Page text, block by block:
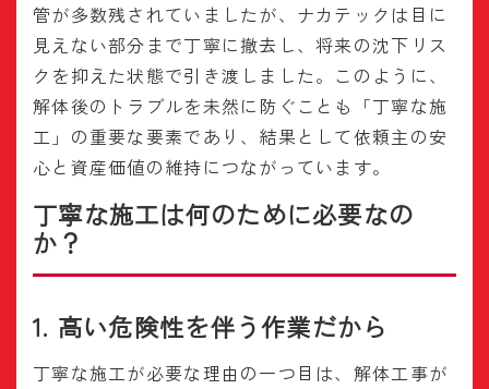
管が多数残されていましたが、ナカテックは目に
見えない部分まで丁寧に撤去し、将来の沈下リス
クを抑えた状態で引き渡しました。このように、
解体後のトラブルを未然に防ぐことも「丁寧な施
工」の重要な要素であり、結果として依頼主の安
心と資産価値の維持につながっています。
丁寧な施工は何のために必要なの
か？
1. 高い危険性を伴う作業だから
丁寧な施工が必要な理由の一つ目は、解体工事が